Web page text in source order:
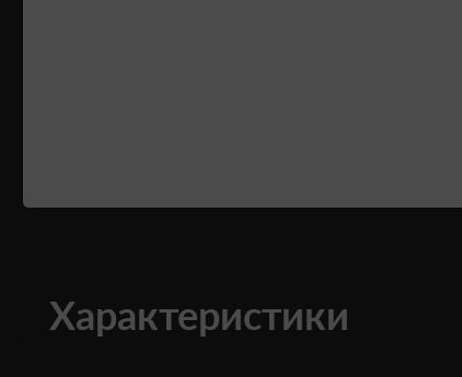
Характеристики